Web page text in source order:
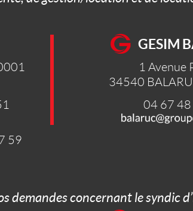
59
GESIM
1 Avenue
34540
04 67
demandes concernant le syndic